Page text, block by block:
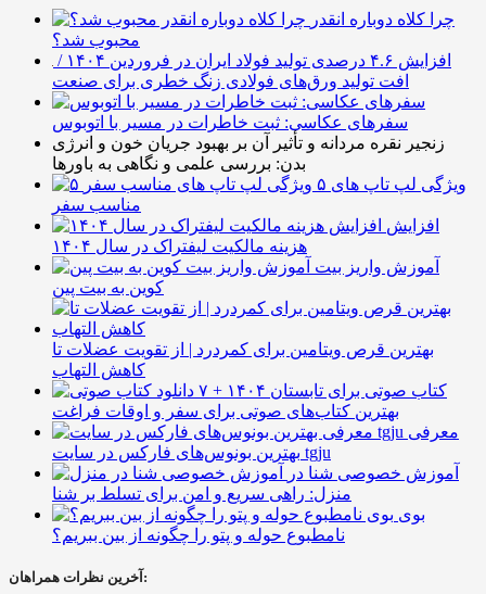
چرا کلاه دوباره انقدر
محبوب شد؟
افزایش ۴.۶ درصدی تولید فولاد ایران در فروردین ۱۴۰۴ /
افت تولید ورق‌های فولادی زنگ خطری برای صنعت
سفرهای عکاسی: ثبت خاطرات در مسیر با اتوبوس
زنجیر نقره مردانه و تأثیر آن بر بهبود جریان خون و انرژی
بدن: بررسی علمی و نگاهی به باورها
۵ ویژگی لپ تاپ های
مناسب سفر
افزایش
هزینه مالکیت لیفتراک در سال ۱۴۰۴
آموزش واریز بیت
کوین به بیت پین
بهترین قرص ویتامین برای کمردرد | از تقویت عضلات تا
کاهش التهاب
۷ کتاب صوتی برای تابستان ۱۴۰۴ +
بهترین کتاب‌های صوتی برای سفر و اوقات فراغت
معرفی
بهترین بونوس‌های فارکس در سایت tgju
آموزش خصوصی شنا در
منزل: راهی سریع و امن برای تسلط بر شنا
بوی
نامطبوع حوله و پتو را چگونه از بین ببریم؟
آخرین نظرات همراهان: